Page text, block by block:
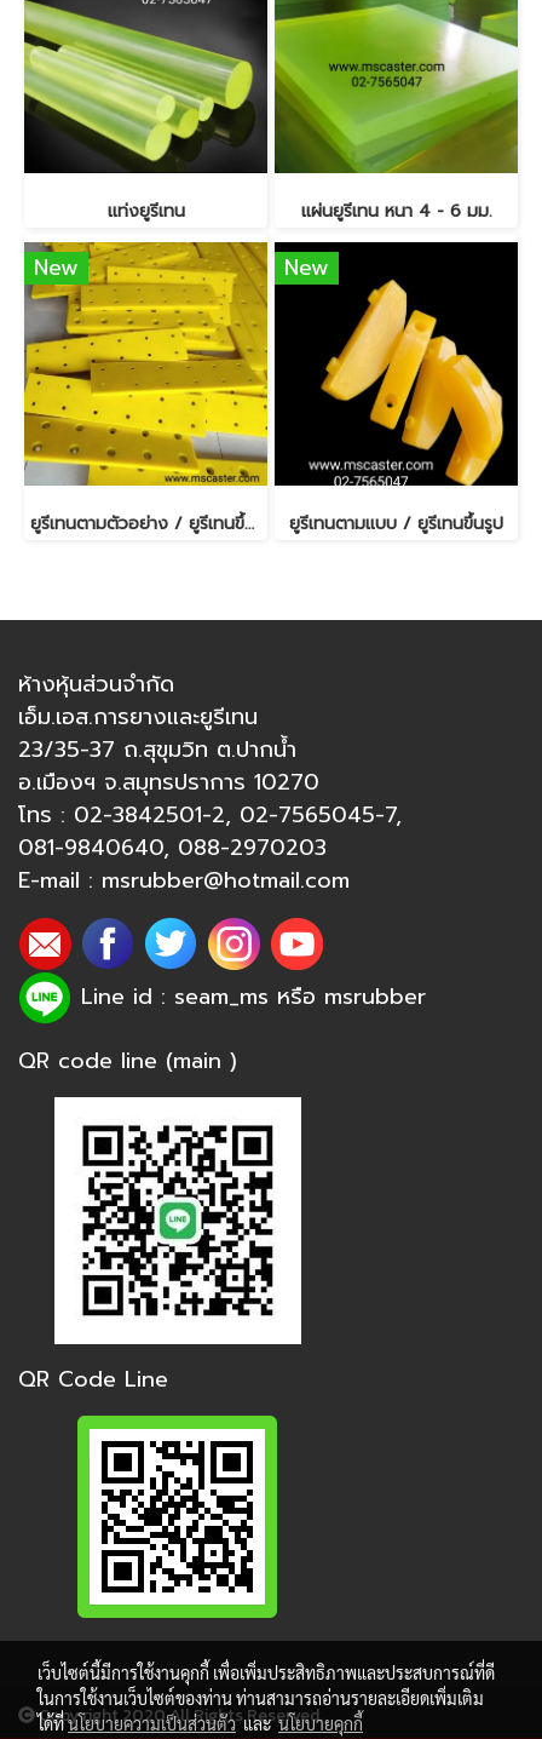
แท่งยูรีเทน แผ่นยูรีเทน หนา 4 - 6 มม.
New
ยูรีเทนตามตัวอย่าง / ยูรีเทนขึ้นรูป
New
ยูรีเทนตามแบบ / ยูรีเทนขึ้นรูป
ห้างหุ้นส่วนจำกัด
เอ็ม.เอส.การยางและยูรีเทน
23/35-37 ถ.สุขุมวิท ต.ปากน้ำ
อ.เมืองฯ จ.สมุทรปราการ 10270
โทร : 02-3842501-2, 02-7565045-7,
081-9840640, 088-2970203
E-mail : msrubber@hotmail.com
Line id : seam_ms หรือ msrubber
QR code line (main )
QR Code Line
Copy right 2020 All Rights Reserved.
เว็บไซต์นี้มีการใช้งานคุกกี้ เพื่อเพิ่มประสิทธิภาพและประสบการณ์ที่ดี
ในการใช้งานเว็บไซต์ของท่าน ท่านสามารถอ่านรายละเอียดเพิ่มเติม
ได้ที่นโยบายความเป็นส่วนตัวและนโยบายคุกกี้